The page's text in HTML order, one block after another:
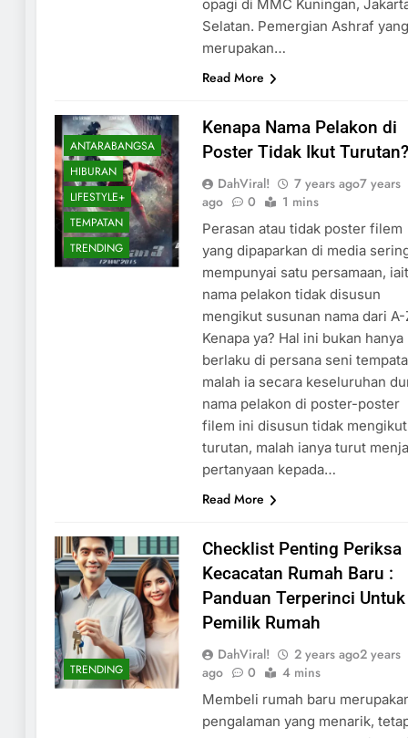
opagi di MMC Kuningan,
Selatan. Pemergian Ashraf yang
merupakan…
Read More
ANTARABANGSA
HIBURAN
LIFESTYLE+
TEMPATAN
TRENDING
Kenapa Nama Pelakon di
Poster Tidak Ikut Turutan?
DahViral! 7 years ago7 years
ago
0 1 mins
Perasan atau tidak poster filem
yang dipaparkan di media
mempunyai satu persamaan,
nama pelakon tidak disusun
mengikut susunan nama dari A-
Kenapa ya? Hal ini bukan hanya
berlaku di persana seni
malah ia secara keseluruhan
nama pelakon di poster-poster
filem ini disusun tidak mengikut
turutan, malah ianya turut
pertanyaan kepada…
Read More
TRENDING
Checklist Penting Periksa
Kecacatan Rumah Baru :
Panduan Terperinci Untuk
Pemilik Rumah
DahViral! 2 years ago2 years
ago
0 4 mins
Membeli rumah baru
pengalaman yang menarik,